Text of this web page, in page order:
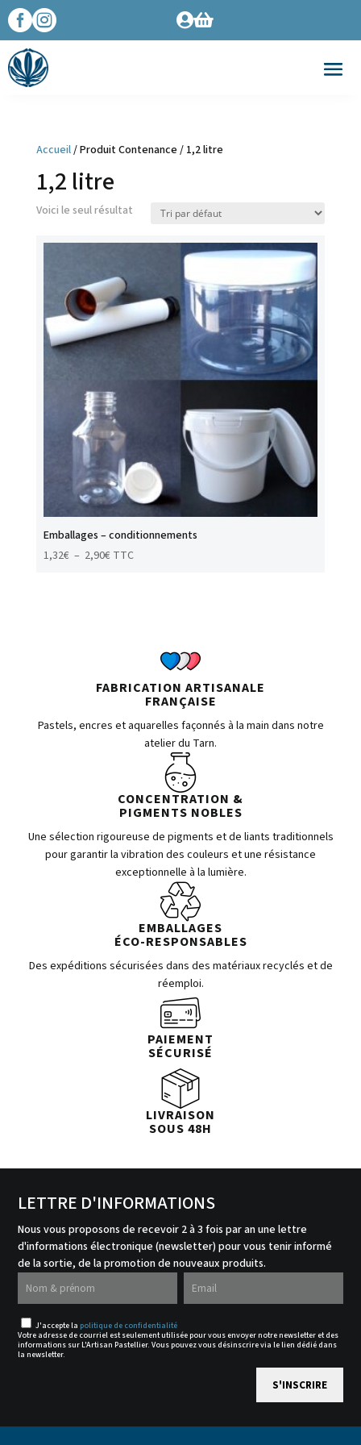
 
Accueil/ Produit Contenance / 1,2 litre
1,2 litre
Voici le seul résultat
Emballages – conditionnements
1,32€ – 2,90€Plage
TTC
FABRICATION ARTISANALE
FRANÇAISE
Pastels, encres et aquarelles façonnés à la main dans notre
atelier du Tarn.
CONCENTRATION &
PIGMENTS NOBLES
Une sélection rigoureuse de pigments et de liants traditionnels
pour garantir la vibration des couleurs et une résistance
exceptionnelle à la lumière.
EMBALLAGES
ÉCO-RESPONSABLES
Des expéditions sécurisées dans des matériaux recyclés et de
réemploi.
PAIEMENT
SÉCURISÉ
LIVRAISON
SOUS 48H
LETTRE D'INFORMATIONS
Nous vous proposons de recevoir 2 à 3 fois par an une lettre
d'informations électronique (newsletter) pour vous tenir informé
de la sortie, de la promotion de nouveaux produits.
J'accepte la politique de confidentialité
Votre adresse de courriel est seulement utilisée pour vous envoyer notre newsletter et des
informations sur L'Artisan Pastellier. Vous pouvez vous désinscrire via le lien dédié dans
la newsletter.